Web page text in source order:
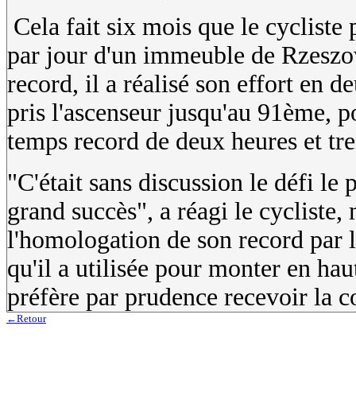
Cela fait six mois que le cycliste
par jour d'un immeuble de
record, il a réalisé son effort en
pris l'ascenseur jusqu'au 91ème,
temps record de deux heures et
"C'était sans discussion le défi le
grand succès", a réagi le
l'homologation de son record par
qu'il a utilisée pour monter en
préfère par prudence recevoir la
←Retour